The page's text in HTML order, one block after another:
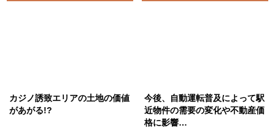
カジノ誘致エリアの土地の価値
があがる!?
今後、自動運転普及によって駅
近物件の需要の変化や不動産価
格に影響…